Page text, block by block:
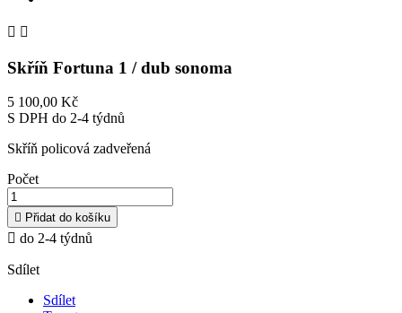
 
Skříň Fortuna 1 / dub sonoma
5 100,00 Kč
S DPH do 2-4 týdnů
Skříň policová zadveřená
Počet
 Přidat do košíku
 do 2-4 týdnů
Sdílet
Sdílet